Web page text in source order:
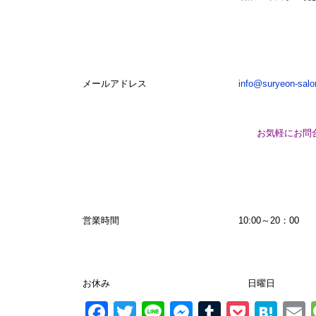
メールアドレス info@suryeon-
お気軽にお問
営業時間 10:00～20：00
お休み 日曜日